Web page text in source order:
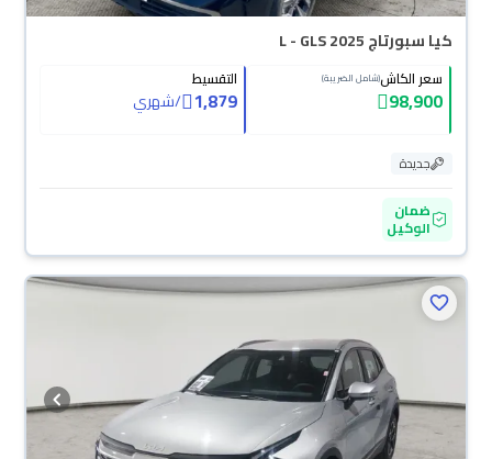
كيا سبورتاج L - GLS 2025
سعر الكاش(شامل الضريبة)
98,900
التقسيط
1,879
/شهري
جديدة
ضمان
الوكيل